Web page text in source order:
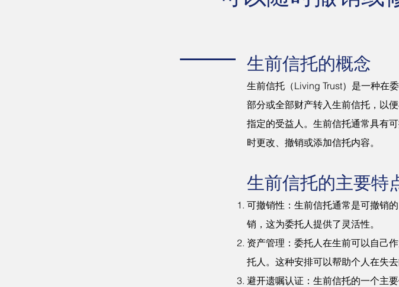
生前信托的概念
生前信托（Living Trust）是一种在
部分或全部财产转入生前信托，以
指定的受益人。生前信托通常具有
时更改、撤销或添加信托内容。
生前信托的主要特
可撤销性：生前信托通常是可撤销
销，这为委托人提供了灵活性。
资产管理：委托人在生前可以自己
托人。这种安排可以帮助个人在失
避开遗嘱认证：生前信托的一个主